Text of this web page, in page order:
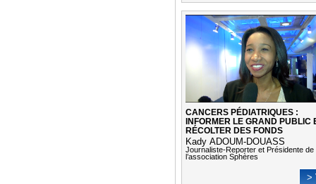
CANCERS PÉDIATRIQUES :
INFORMER LE GRAND PUBLIC
RÉCOLTER DES FONDS
Kady ADOUM-DOUASS
Journaliste-Reporter et Présidente de
l’association Sphères
>